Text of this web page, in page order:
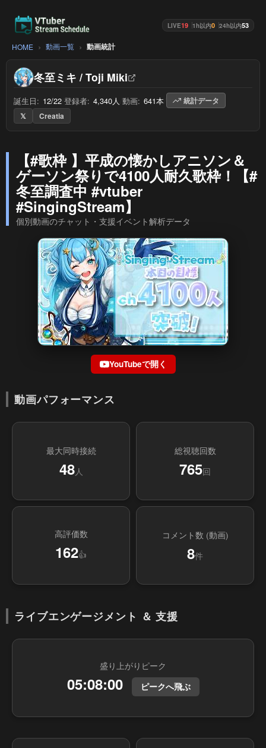
LIVE19 1h以内0 24h以内53
HOME 動画一覧 動画統計
冬至ミキ / Toji Miki
誕生日: 12/22 登録者: 4,340人 動画: 641本
統計データ
𝕏
Creatia
【#歌枠 】平成の懐かしアニソン＆
ゲーソン祭りで4100人耐久歌枠！【#
冬至調査中 #vtuber
#SingingStream】
個別動画のチャット・支援イベント解析データ
YouTubeで開く
動画パフォーマンス
最大同時接続
48人
総視聴回数
765回
高評価数
162👍
コメント数 (動画)
8件
ライブエンゲージメント ＆ 支援
盛り上がりピーク
05:08:00 ピークへ飛ぶ